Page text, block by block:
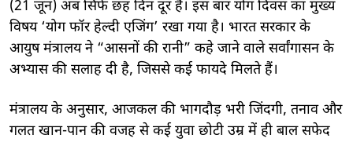
(21 जून) अब सिर्फ छह दिन दूर है। इस बार योग दिवस का मुख्य
विषय ‘योग फॉर हेल्दी एजिंग’ रखा गया है। भारत सरकार के
आयुष मंत्रालय ने “आसनों की रानी” कहे जाने वाले सर्वांगासन के
अभ्यास की सलाह दी है, जिससे कई फायदे मिलते हैं।
मंत्रालय के अनुसार, आजकल की भागदौड़ भरी जिंदगी, तनाव और
गलत खान-पान की वजह से कई युवा छोटी उम्र में ही बाल सफेद